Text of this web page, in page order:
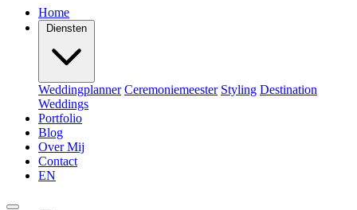
Home
Diensten
Weddingplanner Ceremoniemeester Styling Destination
Weddings
Portfolio
Blog
Over Mij
Contact
EN